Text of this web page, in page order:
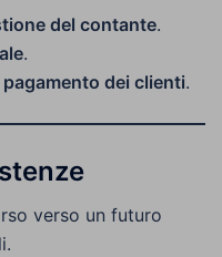
del contante.
.
dei clienti.
verso un futuro